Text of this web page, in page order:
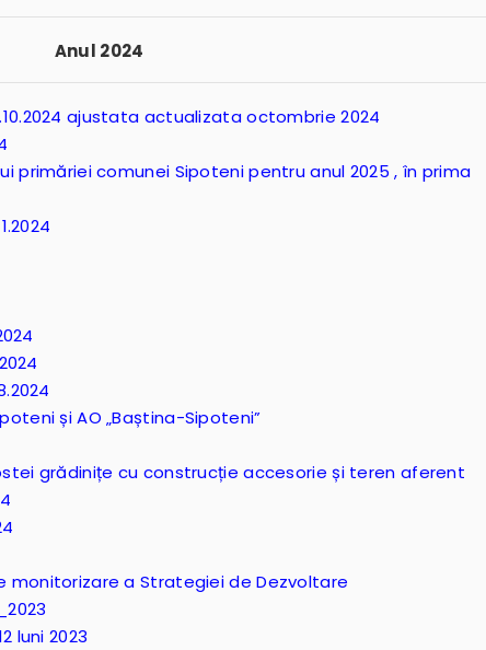
Anul 2024
ajustata actualizata octombrie 2024
primăriei comunei Sipoteni pentru anul 2025 , în prima
și AO „Baștina-Sipoteni”
grădinițe cu construcție accesorie și teren aferent
monitorizare a Strategiei de Dezvoltare
luni 2023